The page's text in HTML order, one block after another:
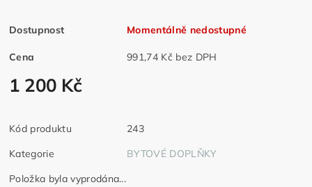
Dostupnost Momentálně nedostupné
Cena 991,74 Kč bez DPH
1 200 Kč
Kód produktu
243
Kategorie
BYTOVÉ DOPLŇKY
Položka byla vyprodána...